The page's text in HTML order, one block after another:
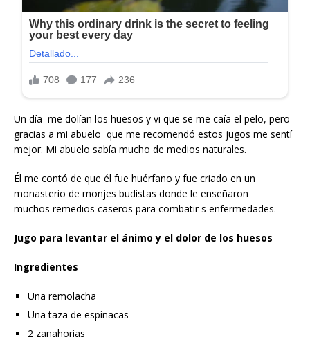
Un día me dolían los huesos y vi que se me caía el pelo, pero
gracias a mi abuelo que me recomendó estos jugos me sentí
mejor. Mi abuelo sabía mucho de medios naturales.
Él me contó de que él fue huérfano y fue criado en un
monasterio de monjes budistas donde le enseñaron
muchos remedios caseros para combatir s enfermedades.
Jugo para levantar el ánimo y el dolor de los huesos
Ingredientes
Una remolacha
Una taza de espinacas
2 zanahorias